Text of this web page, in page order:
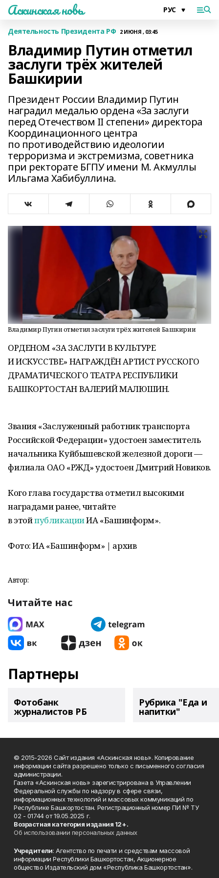
Аскинская новь
Деятельность Президента РФ 2 ИЮНЯ , 03:45
Владимир Путин отметил
заслуги трёх жителей
Башкирии
Президент России Владимир Путин
наградил медалью ордена «За заслуги
перед Отечеством II степени» директора
Координационного центра
по противодействию идеологии
терроризма и экстремизма, советника
при ректорате БГПУ имени М. Акмуллы
Ильгама Хабибуллина.
Владимир Путин отметил заслуги трёх жителей Башкирии
ОРДЕНОМ «ЗА ЗАСЛУГИ В КУЛЬТУРЕ
И ИСКУССТВЕ» НАГРАЖДЁН АРТИСТ РУССКОГО
ДРАМАТИЧЕСКОГО ТЕАТРА РЕСПУБЛИКИ
БАШКОРТОСТАН ВАЛЕРИЙ МАЛЮШИН.
Звания «Заслуженный работник транспорта
Российской Федерации» удостоен заместитель
начальника Куйбышевской железной дороги —
филиала ОАО «РЖД» удостоен Дмитрий Новиков.
Кого глава государства отметил высокими
наградами ранее, читайте
в этойпубликацииИА «Башинформ».
Фото: ИА «Башинформ» | архив
Автор:
Читайте нас
Партнеры
Фотобанк
журналистов РБ
Рубрика "Еда и
напитки"
© 2015-2026 Сайт издания «Аскинская новь». Копирование
информации сайта разрешено только с письменного согласия
администрации.
Газета «Аскинская новь» зарегистрирована в Управлении
Федеральной службы по надзору в сфере связи,
информационных технологий и массовых коммуникаций по
Республике Башкортостан. Регистрационный номер ПИ № ТУ
02 - 01744 от 19.05.2025 г.
Возрастная категория издания 12+.
Об использовании персональных данных
Учредители: Агентство по печати и средствам массовой
информации Республики Башкортостан, Акционерное
общество Издательский дом «Республика Башкортостан».